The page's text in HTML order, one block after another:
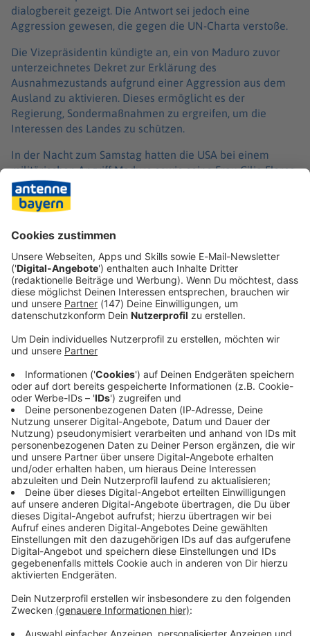
dialogbereit gezeigt. Die Antwort sei jedoch eine
Aggression gewesen, die gegen die UN-Charta verstoße.
Die Vizepräsidentin kündigte an, ein von Maduro zuvor
unterzeichnetes Dekret zur Erklärung des
Ausnahmezustands aufgrund einer Aggression aus dem
Ausland zu aktivieren. Dieses ermöglicht es der
Regierung, Sondermaßnahmen zu ergreifen, um die
Interessen des Landes zu schützen.
In der Nacht zum Samstag hatten die USA bei einem
militärischen Angriff Maduro sowie seine Frau Cilia Flores
gefangen genommen und außer Landes gebracht. Sie
sollen in New York vor Gericht gestellt werden, unter
anderem wegen des Vorwurfs des «Drogenterrorismus».
Laut Angaben von Trump am Samstagmittag (US-Ortszeit)
dem Weg nach New York.
Immer auf dem Laufenden
bleiben!
Verpass' nichts mehr - mit unserem kostenlosen
ANTENNE BAYERN Newsletter. Ob Nachrichten,
Lifestyle oder unsere neuesten Aktionen - wir